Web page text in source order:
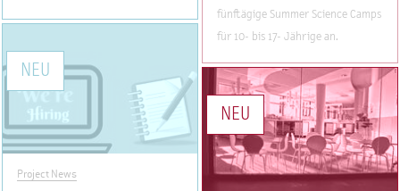
Project News
fünftägige Summer Science Camps
für 10- bis 17- Jährige an.